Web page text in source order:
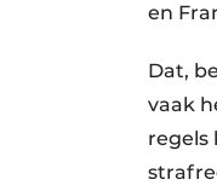
en
Dat,
vaak
regels